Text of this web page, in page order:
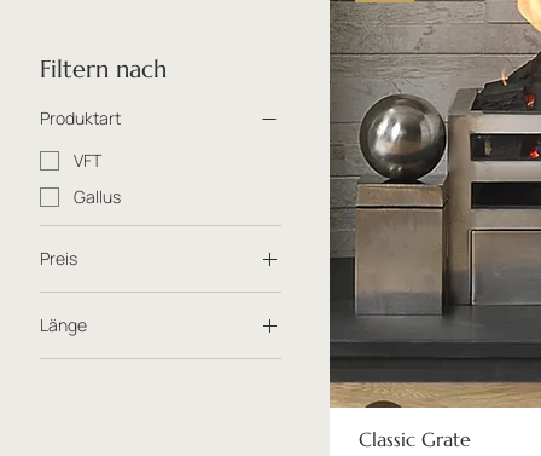
Filtern nach
Produktart
VFT
Gallus
Preis
0 £ 6.675 £
Länge
Classic Grate